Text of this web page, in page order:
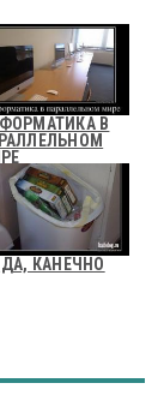
В
ДА, КАНЕЧНО